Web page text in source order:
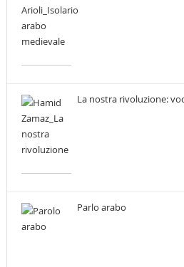
La nostra rivoluzione:
Parlo arabo